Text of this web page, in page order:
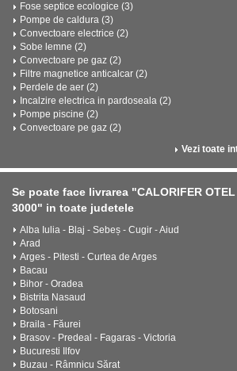
Fose septice ecologice (3)
Pompe de caldura (3)
Convectoare electrice (2)
Sobe lemne (2)
Convectoare pe gaz (2)
Filtre magnetice anticalcar (2)
Perdele de aer (2)
Incalzire electrica in pardoseala (2)
Pompe piscine (2)
Convectoare pe gaz (2)
Vezi toate
Se poate face livrarea "CALORIFER
3000" in toate judetele
Alba Iulia - Blaj - Sebeș - Cugir - Aiud
Arad
Arges - Pitesti - Curtea de Arges
Bacau
Bihor - Oradea
Bistrita Nasaud
Botosani
Braila - Făurei
Brasov - Predeal - Fagaras - Victoria
Bucuresti Ilfov
Buzau - Râmnicu Sărat